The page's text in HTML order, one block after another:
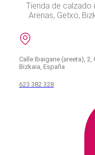
Tienda de calzado
Arenas, Getxo,
Calle Ibaigane (areeta), 2,
Bizkaia, España
623 382 328